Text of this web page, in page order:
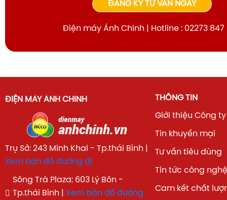
ĐĂNG KÝ TƯ VẤN NGAY
Điện máy Ánh Chinh | Hotline : 02273 847
ĐIỆN MÁY ÁNH CHINH
Trụ Sở: 243 Minh Khai - Tp.thái Bình |
Xem bản đồ đường đi
Sông Trà Plaza: 603 Lý Bôn -
Tp.thái Bình | Xem bản đồ đường
THÔNG TIN
Giới thiệu Công ty
Tin khuyến mại
Tư vấn tiêu dùng
Tin tức công nghệ
Cam kết chất